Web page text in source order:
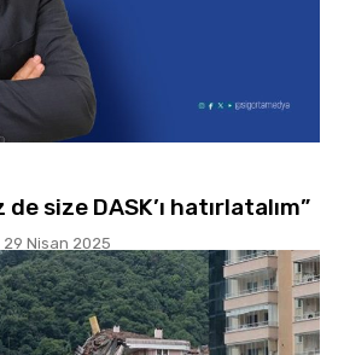
size DASK’ı hatırlatalım”
29 Nisan 2025